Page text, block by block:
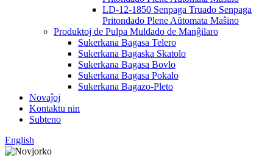
LD-12-1850 Senpaga Truado Senpaga
Pritondado Plene Aŭtomata Maŝino
Produktoj de Pulpa Muldado de Manĝilaro
Sukerkana Bagasa Telero
Sukerkana Bagaska Skatolo
Sukerkana Bagasa Bovlo
Sukerkana Bagasa Pokalo
Sukerkana Bagazo-Pleto
Novaĵoj
Kontaktu nin
Subteno
English